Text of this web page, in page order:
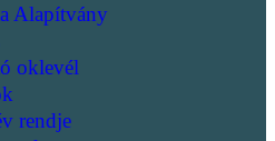
Alapítvány
oklevél
rendje